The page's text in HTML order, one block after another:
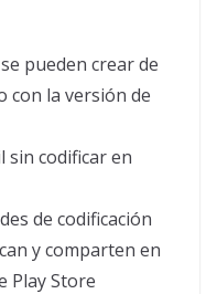
pueden crear de
con la versión de
sin codificar en
de codificación
y comparten en
Play Store